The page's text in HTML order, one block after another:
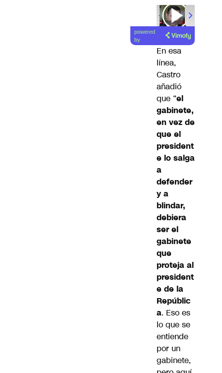
powered
by
En esa
línea,
Castro
añadió
que “el
gabinete,
en vez de
que el
president
e lo salga
a
defender
y a
blindar,
debiera
ser el
gabinete
que
proteja al
president
e de la
Repúblic
a. Eso es
lo que se
entiende
por un
gabinete,